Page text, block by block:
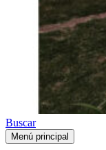
Buscar
Menú principal